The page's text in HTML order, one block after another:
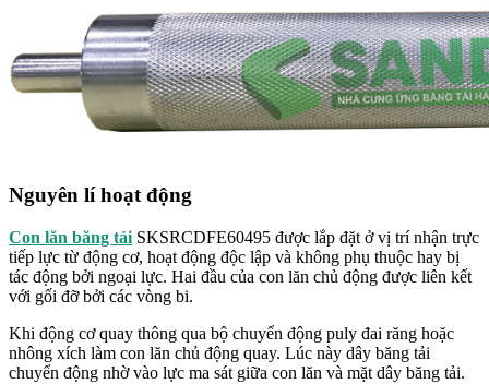
Nguyên lí hoạt động
Con lăn băng tải SKSRCDFE60495 được lắp đặt ở vị trí nhận trực
tiếp lực từ động cơ, hoạt động độc lập và không phụ thuộc hay bị
tác động bởi ngoại lực. Hai đầu của con lăn chủ động được liên kết
với gối đỡ bởi các vòng bi.
Khi động cơ quay thông qua bộ chuyển động puly đai răng hoặc
nhông xích làm con lăn chủ động quay. Lúc này dây băng tải
chuyển động nhờ vào lực ma sát giữa con lăn và mặt dây băng tải.